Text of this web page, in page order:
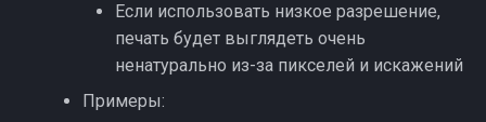
Если использовать низкое разрешение,
печать будет выглядеть очень
ненатурально из-за пикселей и искажений
Примеры: